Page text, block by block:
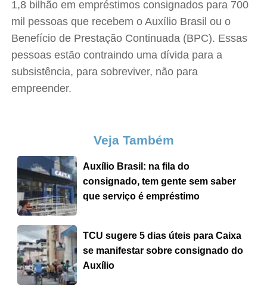
1,8 bilhão em empréstimos consignados para 700
mil pessoas que recebem o Auxílio Brasil ou o
Benefício de Prestação Continuada (BPC). Essas
pessoas estão contraindo uma dívida para a
subsistência, para sobreviver, não para
empreender.
Veja Também
Auxílio Brasil: na fila do
consignado, tem gente sem saber
que serviço é empréstimo
TCU sugere 5 dias úteis para Caixa
se manifestar sobre consignado do
Auxílio